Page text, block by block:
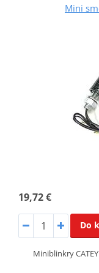
Mini
19,72 €
Do
Miniblinkry